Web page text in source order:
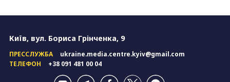
Київ, вул. Бориса Грінченка, 9
ПРЕССЛУЖБА
ukraine.media.centre.kyiv@gmail.com
ТЕЛЕФОН
+38 091 481 00 04